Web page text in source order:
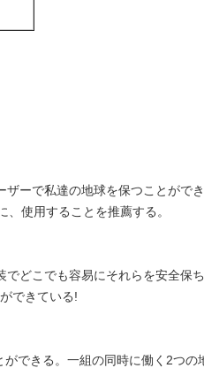
ーで私達の地球を保つことができ
、使用することを推薦する 。
どこでも容易にそれらを安全保
できている!
できる。一組の同時に働く2つの